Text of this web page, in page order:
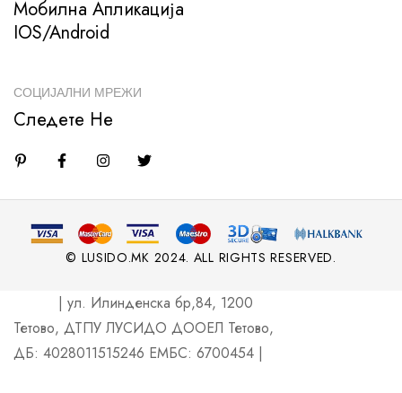
Мобилна Апликација
IOS/Android
СОЦИЈАЛНИ МРЕЖИ
Следете Не
© LUSIDO.MK 2024. ALL RIGHTS RESERVED.
| ул. Илинденска бр,84, 1200
Тетово, ДТПУ ЛУСИДО ДООЕЛ Тетово,
ДБ: 4028011515246 ЕМБС: 6700454 |